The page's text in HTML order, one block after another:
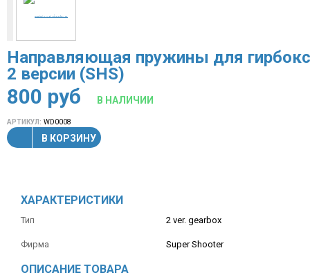
Направляющая пружины для
2 версии (SHS)
800 руб В НАЛИЧИИ
АРТИКУЛ: WD0008
В КОРЗИНУ
ХАРАКТЕРИСТИКИ
Тип 2 ver. gearbox
Фирма Super Shooter
ОПИСАНИЕ ТОВАРА